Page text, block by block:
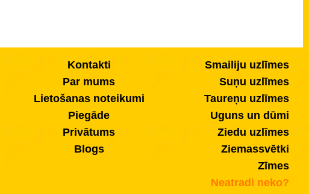
Kontakti
Par mums
Lietošanas noteikumi
Piegāde
Privātums
Blogs
Smailiju uzlīmes
Suņu uzlīmes
Taureņu uzlīmes
Uguns un dūmi
Ziedu uzlīmes
Ziemassvētki
Zīmes
Neatradi neko?